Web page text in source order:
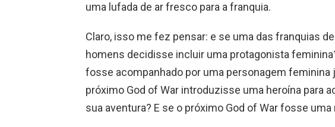
uma lufada de ar fresco para a franquia.
Claro, isso me fez pensar: e se uma das franquias
homens decidisse incluir uma protagonista
fosse acompanhado por uma personagem feminina
próximo God of War introduzisse uma heroína para
sua aventura? E se o próximo God of War fosse uma